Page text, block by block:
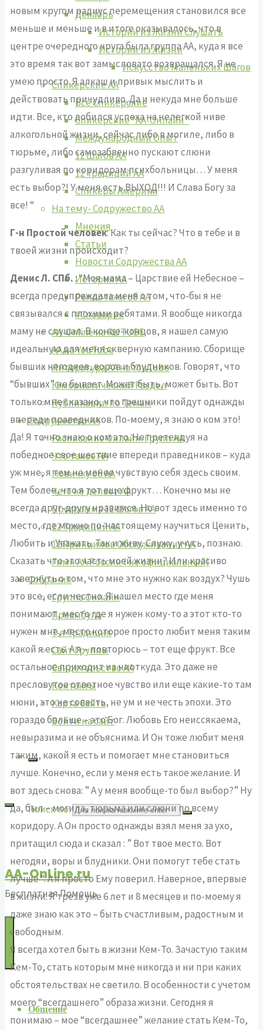
Декабрь
Истории из Жизни Слушать
Истории из Жизни
Искусство Маленьких Шагов
Спикерские АА
Все Спикерские
Спикерские “АА-Онлайн”
Международный Опыт
12 Шагов АА
12 Традиций АА
Спикеры Америки
На тему- Содружество АА
Мнения
Статьи
Новости Содружества АА
История АА
Репортажи об АА
#Словарик
AA-Online на RUTUBE
АA на YouTube
Литература АА на YouTube
Юмористический Раздел
Публикации по Темам
Содружество АА
Расписание Онлайн-Групп АА
Что такое АА
Новичку об АА
Чего не делает АА
Программа 12 Шагов АА
12 Традиций АА
12 Принципов Обслуживания АА
Гимн АА России ( не официальный)
Собрания
Группа Онлайн
Преамбула
7-я Традиция
Сайт Группы
Свидетельство АА
Контакты
Карта Сайта
Войти на сайт
Поиск по:
AA-OnLine.ru
Бесплатная Помощь
Общение
новым кругом радиус перемещения становился все
меньше и меньше и в итоге оказывалось, что в
центре очередного круга была группа АА, куда я все
это время так вот замысловато возвращался. Я не
умею просто. Я алкаш и привык мыслить и
действовать причудливо. Да и некуда мне больше
идти. Все, кто добился успеха на нелегкой ниве
алкогольной жизни, сейчас либо в могиле, либо в
тюрьме, либо самозабвенно пускают слюни
разгуливая по коридорам психбольницы… У меня
есть выбор?! У меня есть ВЫХОД!!! И Слава Богу за
все! “
Г-н Простой человек: Как ты сейчас? Что в тебе и в
твоей жизни происходит?
Денис Л. СПб.: “Моя мама – Царствие ей Небесное –
всегда предупреждала меня о том, что-бы я не
связывался с плохими ребятами. Я вообще никогда
маму не слушал. В конце-концов, я нашел самую
идеальную для меня скверную кампанию. Сборище
бывших негодяев, воров и блудников. Говорят, что
“бывших” не бывает. Может быть, может быть. Вот
только мне сказано, что грешники пойдут однажды
впереди праведников. По-моему, я знаю о ком это!
Да! Я точно знаю о ком это. Не претендуя на
победное свое шествие впереди праведников – куда
уж мне, я тем не менее чувствую себя здесь своим.
Тем более, что я тот еще фрукт… Конечно мы не
всегда друг-другу нравимся. Но вот здесь именно то
место, где можно по-настоящему научиться Ценить,
Любить и Уважать. Так и живу. Служу, учусь, познаю.
Сказать что это часть моей жизни? Или красиво
завернуть о том, что мне это нужно как воздух? Чушь
это все, если честно. Я нашел место где меня
понимают, место где я нужен кому-то а этот кто-то
нужен мне, место которое просто любит меня таким
какой я есть. А я – повторюсь – тот еще фрукт. Все
остальное приходит из ниоткуда. Это даже не
пресловутое ответное чувство или еще какие-то там
нюни, это не совесть, не ум и не честь эпохи. Это
гораздо больше – это Бог. Любовь Его неиссякаема,
невыразима и не объяснима. И Он тоже любит меня
таким, какой я есть и помогает мне становиться
лучше. Конечно, если у меня есть такое желание. И
вот здесь снова: ” А у меня вообще-то был выбор?” Ну
да, был – могила, тюрьма или слюни по всему
коридору. А Он просто однажды взял меня за ухо,
притащил сюда и сказал : ” Вот твое место. Вот
негодяи, воры и блудники. Они помогут тебе стать
лучше “. А я просто Ему поверил. Наверное, впервые
в жизни. Я трезв уже 6 лет и 8 месяцев и по-моему я
даже знаю как это – быть счастливым, радостным и
свободным.
Я всегда хотел быть в жизни Кем-То. Зачастую таким
Кем-То, стать которым мне никогда и ни при каких
обстоятельствах не светило. В особенности с учетом
моего “всегдашнего” образа жизни. Сегодня я
понимаю – мое “всегдашнее” желание стать Кем-То,